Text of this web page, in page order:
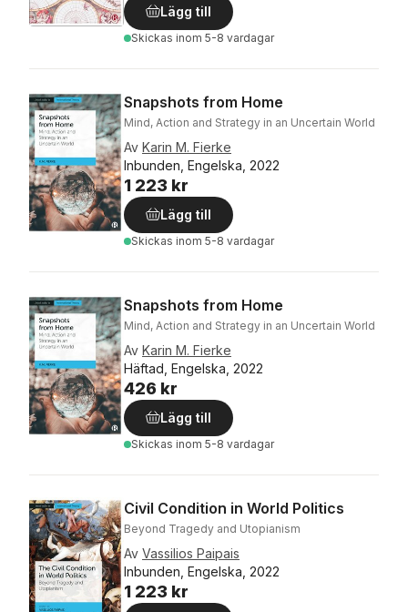
Lägg till
Skickas inom 5-8 vardagar
Snapshots from Home
Mind, Action and Strategy in an Uncertain World
Av Karin M. Fierke
Inbunden, Engelska, 2022
1 223 kr
Lägg till
Skickas inom 5-8 vardagar
Snapshots from Home
Mind, Action and Strategy in an Uncertain World
Av Karin M. Fierke
Häftad, Engelska, 2022
426 kr
Lägg till
Skickas inom 5-8 vardagar
Civil Condition in World Politics
Beyond Tragedy and Utopianism
Av Vassilios Paipais
Inbunden, Engelska, 2022
1 223 kr